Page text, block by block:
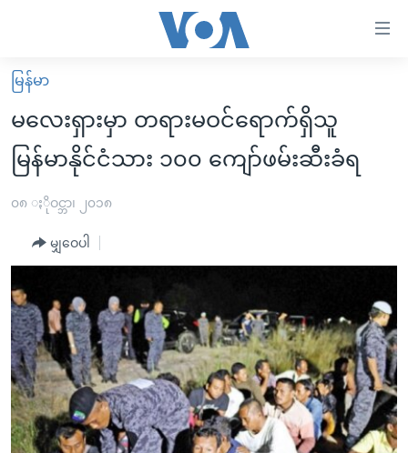
လွယ်ကူ
စေ
သည့်
Link
များ
အကြောင်းအရာ
သို့
ကျော်
ကြည့်
ရန်
ပင်မ
အ
ညွန်း
မူလစာမျက်နှာ
မြန်မာ
ကမ္ဘာ့သတင်းများ
နိုင်ငံတကာ
ဗွီဒီယို
ရပ်ဝန်းတခု လမ်းတခု အလွန်
အင်္ဂလိပ်စာလေ့လာမယ်
အမေရိကန်သုံးအီဒီယံ
မကြေးမုံရဲ့ အင်္ဂလိပ်စာ
ရုပ်ရှင်ထဲက အင်္ဂလိပ်စာ
သုတပဒေသာ အင်္ဂလိပ်စာ
အပတ်စဉ်ကဏ္ဍများ
ရေဒီယို
တီဗွီ
ရေဒီယိုနှင့်ရုပ်သံ အချက်အလက်များ
ရေဒီယို/တီဗွီအစီအစဉ်
Learning English
မြန်မာ
မလေးရှားမှာ တရားမဝင်ရောက်ရှိသူ
မြန်မာနိုင်ငံသား ၁၀၀ ကျော်ဖမ်းဆီးခံရ
၀၈ ႏိုဝင္ဘာ၊ ၂၀၁၈
မျှဝေပါ